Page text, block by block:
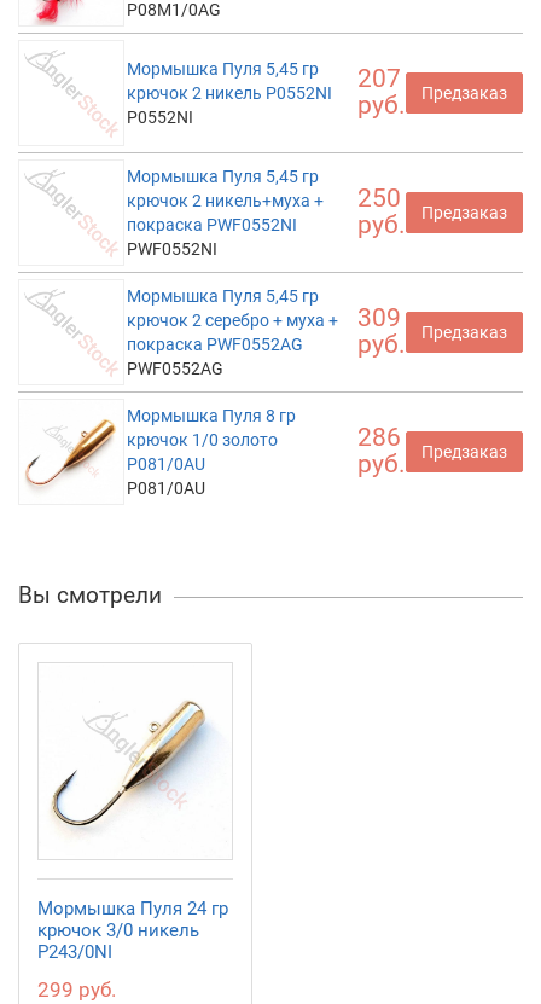
P08M1/0AG
Мормышка Пуля 5,45 гр
крючок 2 никель P0552NI
P0552NI
207
руб.
Предзаказ
Мормышка Пуля 5,45 гр
крючок 2 никель+муха +
покраска PWF0552NI
PWF0552NI
250
руб.
Предзаказ
Мормышка Пуля 5,45 гр
крючок 2 серебро + муха +
покраска PWF0552AG
PWF0552AG
309
руб.
Предзаказ
Мормышка Пуля 8 гр
крючок 1/0 золото
P081/0AU
P081/0AU
286
руб.
Предзаказ
Вы смотрели
Мормышка Пуля 24 гр
крючок 3/0 никель
P243/0NI
299 руб.